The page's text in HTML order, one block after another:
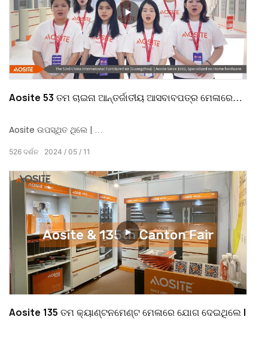
Aosite 53 ତମ ଚାଇନା ଆନ୍ତର୍ଜାତୀୟ ଆସବାବପତ୍ର ମେଳାରେ
Aosite ଉପସ୍ଥିତ ଥିଲେ |
53 ତମ ଚାଇନା ଆନ୍ତର୍ଜାତୀୟ ଆସବାବପତ୍ର ମେଳା |
2024 05 11
526 ଦର୍ଶନ
Aosite 135 ତମ କ୍ୟାଣ୍ଟନମେଣ୍ଟ ମେଳାରେ ଯୋଗ ଦେଇଥିଲେ |